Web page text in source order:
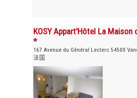
KOSY Appart'Hôtel La Maison
*
167 Avenue du Général Leclerc 54500
法国